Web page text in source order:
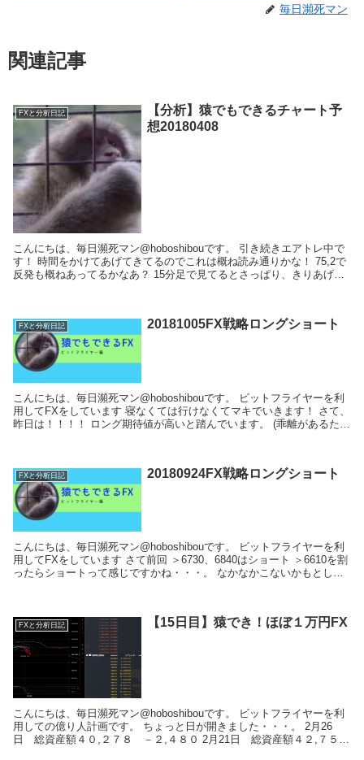
毎日瀕死マン
関連記事
FXと分析日記
【分析】猿でもできるチャート予
想20180408
こんにちは、毎日瀕死マン@hoboshibouです。 引き続きエアトレ中で
す！ 時間をかけてあげてきてるのでこれは概ね読み通りかな！ 75,2で
反発も概ねあってるかなあ？ 15分足で見てるとさっぱり、きりあげて
FXと分析日記 20181005FX戦略ロングショート
こんにちは、毎日瀕死マン@hoboshibouです。 ビットフライヤーを利
用してFXをしています 寝なくては行けなくてマキでいきます！ さて、
昨日は！！！！ ロング期待値が高いと踏んでいます。 (乖離があるた
FXと分析日記 20180924FX戦略ロングショート
こんにちは、毎日瀕死マン@hoboshibouです。 ビットフライヤーを利
用してFXをしています さて前回 ＞6730、6840はショート ＞6610を割
ったらショートって感じですかね・・・。 なかなかこないかもとし
FXと分析日記 【15日目】猿でき！ほぼ１万円FX
こんにちは、毎日瀕死マン@hoboshibouです。 ビットフライヤーを利
用しての億り人計画です。 ちょっと日が開きました・・・。 2月26
日 総資産額４０,２７８ －２,４８０ 2月21日 総資産額４２,７５